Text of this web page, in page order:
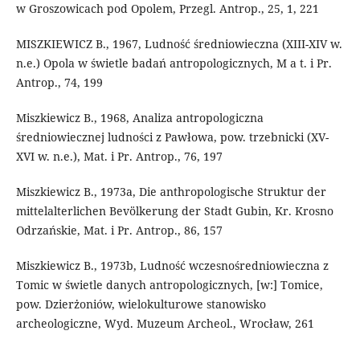
w Groszowicach pod Opolem, Przegl. Antrop., 25, 1, 221
MISZKIEWICZ B., 1967, Ludność średniowieczna (XIII-XIV w.
n.e.) Opola w świetle badań antropologicznych, M a t. i Pr.
Antrop., 74, 199
Miszkiewicz B., 1968, Analiza antropologiczna
średniowiecznej ludności z Pawłowa, pow. trzebnicki (XV-
XVI w. n.e.), Mat. i Pr. Antrop., 76, 197
Miszkiewicz B., 1973a, Die anthropologische Struktur der
mittelalterlichen Bevölkerung der Stadt Gubin, Kr. Krosno
Odrzańskie, Mat. i Pr. Antrop., 86, 157
Miszkiewicz B., 1973b, Ludność wczesnośredniowieczna z
Tomic w świetle danych antropologicznych, [w:] Tomice,
pow. Dzierżoniów, wielokulturowe stanowisko
archeologiczne, Wyd. Muzeum Archeol., Wrocław, 261